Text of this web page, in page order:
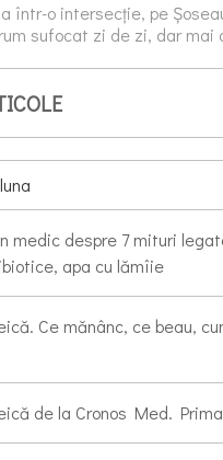
într-o intersecție, pe
sufocat zi de zi, dar mai
medic despre 7 mituri
apa cu lămîie
Ce mănânc, ce beau,
de la Cronos Med.